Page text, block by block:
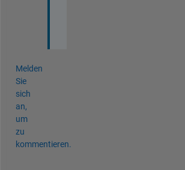
Melden
Sie
sich
an,
um
zu
kommentieren.